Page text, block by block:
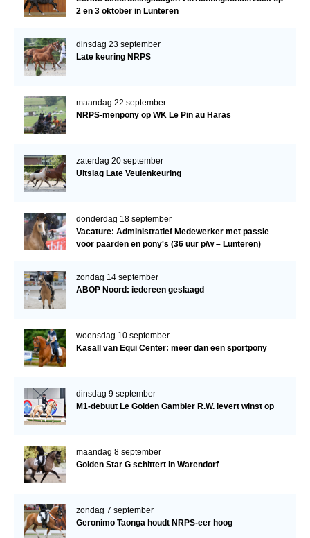
2 en 3 oktober in Lunteren
dinsdag 23 september
Late keuring NRPS
maandag 22 september
NRPS-menpony op WK Le Pin au Haras
zaterdag 20 september
Uitslag Late Veulenkeuring
donderdag 18 september
Vacature: Administratief Medewerker met passie
voor paarden en pony's (36 uur p/w – Lunteren)
zondag 14 september
ABOP Noord: iedereen geslaagd
woensdag 10 september
Kasall van Equi Center: meer dan een sportpony
dinsdag 9 september
M1-debuut Le Golden Gambler R.W. levert winst op
maandag 8 september
Golden Star G schittert in Warendorf
zondag 7 september
Geronimo Taonga houdt NRPS-eer hoog